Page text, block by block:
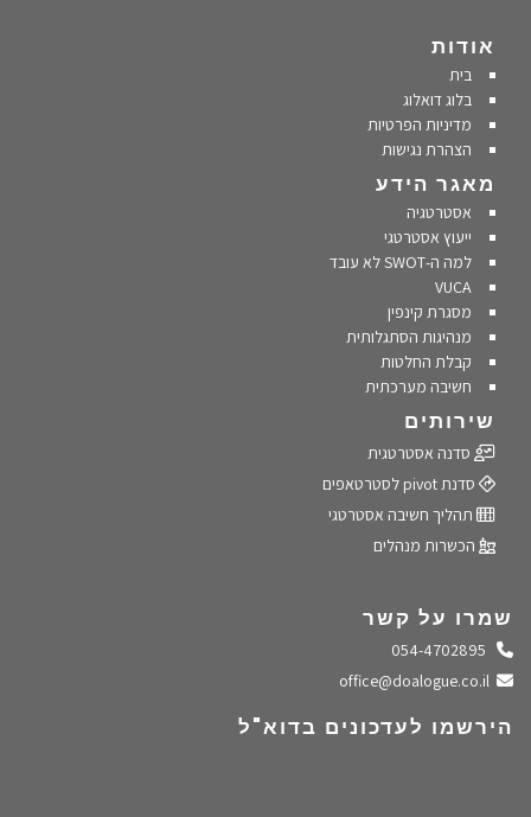
אודות
בית
בלוג דואלוג
מדיניות הפרטיות
הצהרת נגישות
מאגר הידע
אסטרטגיה
ייעוץ אסטרטגי
למה ה-SWOT לא עובד
VUCA
מסגרת קינפין
מנהיגות הסתגלותית
קבלת החלטות
חשיבה מערכתית
שירותים
סדנה אסטרטגית
סדנת pivot לסטרטאפים
תהליך חשיבה אסטרטגי
הכשרות מנהלים
שמרו על קשר
התקשרו אלינו
שלחו מייל
הירשמו לעדכונים בדוא"ל